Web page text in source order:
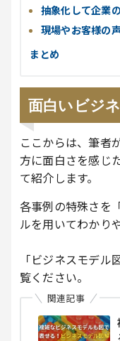
抽象化して企業
現場やお客様の
まとめ
面白いビジ
ここからは、筆者
方に面白さを感じ
て紹介します。
各事例の特殊さを
ルを用いてわかり
「ビジネスモデ
覧ください。
関連記事